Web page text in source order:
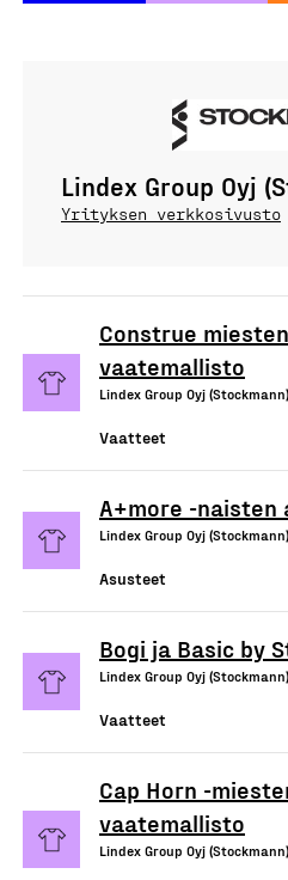
Lindex Group Oyj
Yrityksen verkkosivusto
Construe miesten
vaatemallisto
Lindex Group Oyj
Vaatteet
A+more -naisten
Lindex Group Oyj
Asusteet
Bogi ja Basic by
Lindex Group Oyj
Vaatteet
Cap Horn -
vaatemallisto
Lindex Group Oyj